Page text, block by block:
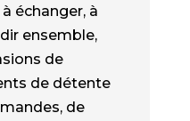
échanger, à
ensemble,
de
de détente
de